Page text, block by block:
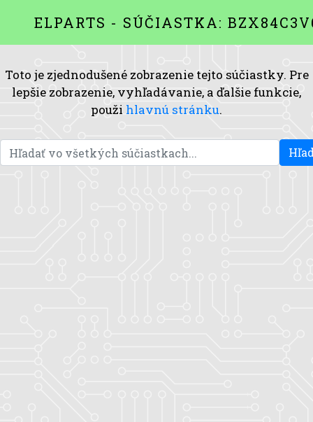
ELPARTS - SÚČIASTKA:
Toto je zjednodušené zobrazenie tejto súčiastky. Pre
lepšie zobrazenie, vyhľadávanie, a ďalšie funkcie,
použi hlavnú stránku.